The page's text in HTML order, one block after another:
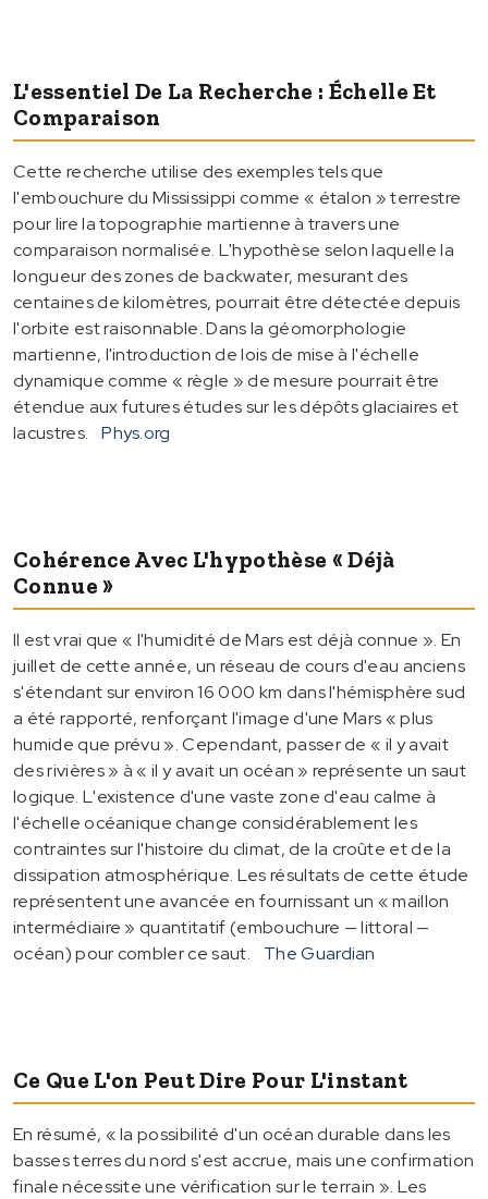
L'essentiel De La Recherche : Échelle Et
Comparaison
Cette recherche utilise des exemples tels que
l'embouchure du Mississippi comme « étalon » terrestre
pour lire la topographie martienne à travers une
comparaison normalisée. L'hypothèse selon laquelle la
longueur des zones de backwater, mesurant des
centaines de kilomètres, pourrait être détectée depuis
l'orbite est raisonnable. Dans la géomorphologie
martienne, l'introduction de lois de mise à l'échelle
dynamique comme « règle » de mesure pourrait être
étendue aux futures études sur les dépôts glaciaires et
lacustres.
Phys.org
Cohérence Avec L'hypothèse « Déjà
Connue »
Il est vrai que « l'humidité de Mars est déjà connue ». En
juillet de cette année, un réseau de cours d'eau anciens
s'étendant sur environ 16 000 km dans l'hémisphère sud
a été rapporté, renforçant l'image d'une Mars « plus
humide que prévu ». Cependant, passer de « il y avait
des rivières » à « il y avait un océan » représente un saut
logique. L'existence d'une vaste zone d'eau calme à
l'échelle océanique change considérablement les
contraintes sur l'histoire du climat, de la croûte et de la
dissipation atmosphérique. Les résultats de cette étude
représentent une avancée en fournissant un « maillon
intermédiaire » quantitatif (embouchure — littoral —
océan) pour combler ce saut.
The Guardian
Ce Que L'on Peut Dire Pour L'instant
En résumé, « la possibilité d'un océan durable dans les
basses terres du nord s'est accrue, mais une confirmation
finale nécessite une vérification sur le terrain ». Les